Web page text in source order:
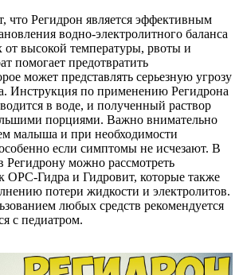
что Регидрон является эффективным
водно-электролитного баланса
от высокой температуры, рвоты и
помогает предотвратить
может представлять серьезную угрозу
Инструкция по применению Регидрона
в воде, и полученный раствор
порциями. Важно внимательно
малыша и при необходимости
если симптомы не исчезают. В
Регидрону можно рассмотреть
ОРС-Гидра и Гидровит, которые также
потери жидкости и электролитов.
любых средств рекомендуется
с педиатром.